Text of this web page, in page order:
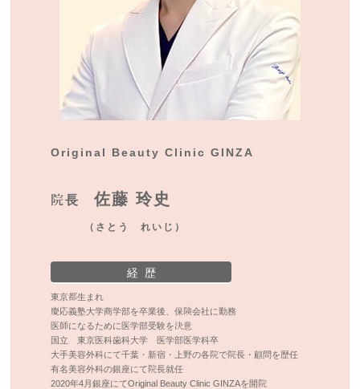
Original Beauty Clinic GINZA
院長佐藤 玲史
（さとう れいじ）
経 歴
東京都生まれ
慶応義塾大学商学部を卒業後、保険会社に勤務
医師になるために医学部受験を決意
国立 東京医科歯科大学 医学部医学科卒
大手美容外科にて千葉・新宿・上野の各院で院長・顧問を歴任
有名美容外科の銀座にて院長就任
2020年4月銀座にてOriginal Beauty Clinic GINZAを開院